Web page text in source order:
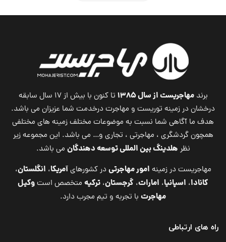
برندمهاجریست از سال ۱۳۸۵
تا کنون با بیش از ۱۷ سال سابقه
درخشان در زمینه توریست و مهاجرت درخدمت شما عزیزان می باشد.
هدف ما آگاهی شما نسبت به موضوعات مختلف زمینه های مختلفی
همچون گردشگری ، مهاجرتی ، تجاری و… می باشد. این مجموعه زیر
نظر هلدینگ بین المللی توسعه دهندگان می باشد.
مهاجریست در زمینه امور مهاجرتیدر کشورهایآمریکا، انگلستان،
کانادا، اسپانیا، امارات، گرجستان، ترکیه متخصص استوکیل
مهاجرت با تجربه و تیم مجرب دارد.
راه های ارتباطی